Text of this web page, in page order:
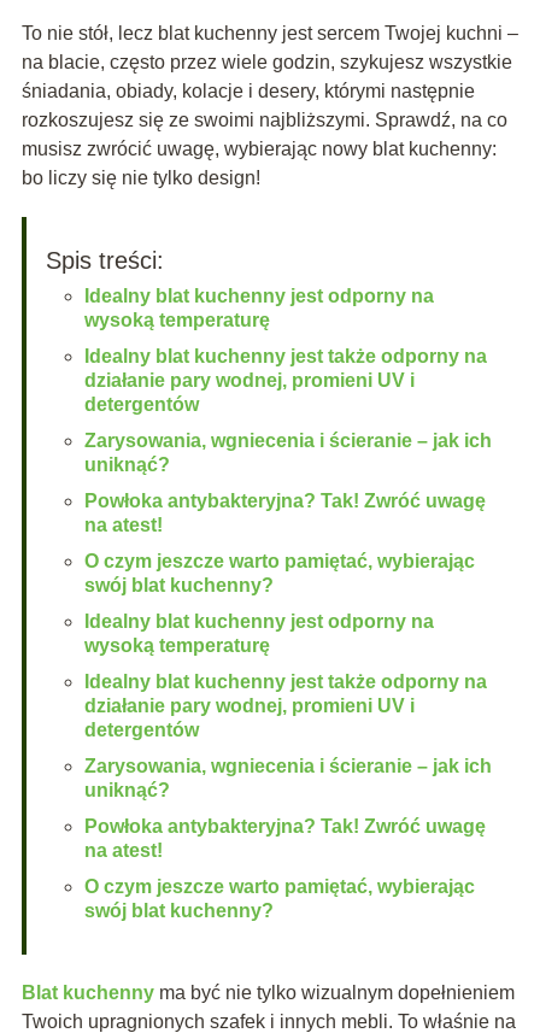
To nie stół, lecz blat kuchenny jest sercem Twojej kuchni –
na blacie, często przez wiele godzin, szykujesz wszystkie
śniadania, obiady, kolacje i desery, którymi następnie
rozkoszujesz się ze swoimi najbliższymi. Sprawdź, na co
musisz zwrócić uwagę, wybierając nowy blat kuchenny:
bo liczy się nie tylko design!
Spis treści:
Idealny blat kuchenny jest odporny na
wysoką temperaturę
Idealny blat kuchenny jest także odporny na
działanie pary wodnej, promieni UV i
detergentów
Zarysowania, wgniecenia i ścieranie – jak ich
uniknąć?
Powłoka antybakteryjna? Tak! Zwróć uwagę
na atest!
O czym jeszcze warto pamiętać, wybierając
swój blat kuchenny?
Idealny blat kuchenny jest odporny na
wysoką temperaturę
Idealny blat kuchenny jest także odporny na
działanie pary wodnej, promieni UV i
detergentów
Zarysowania, wgniecenia i ścieranie – jak ich
uniknąć?
Powłoka antybakteryjna? Tak! Zwróć uwagę
na atest!
O czym jeszcze warto pamiętać, wybierając
swój blat kuchenny?
Blat kuchenny ma być nie tylko wizualnym dopełnieniem
Twoich upragnionych szafek i innych mebli. To właśnie na